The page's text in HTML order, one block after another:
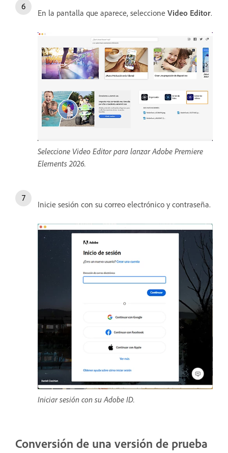
En la pantalla que aparece, seleccione Video Editor.
Seleccione Video Editor para lanzar Adobe Premiere
Elements 2026.
Inicie sesión con su correo electrónico y contraseña.
Iniciar sesión con su Adobe ID.
Conversión de una versión de prueba